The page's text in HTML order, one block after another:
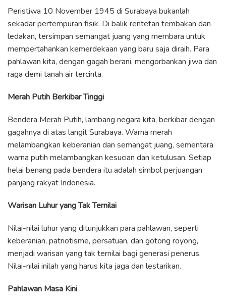
Peristiwa 10 November 1945 di Surabaya bukanlah
sekadar pertempuran fisik. Di balik rentetan tembakan dan
ledakan, tersimpan semangat juang yang membara untuk
mempertahankan kemerdekaan yang baru saja diraih. Para
pahlawan kita, dengan gagah berani, mengorbankan jiwa dan
raga demi tanah air tercinta.
Merah Putih Berkibar Tinggi
Bendera Merah Putih, lambang negara kita, berkibar dengan
gagahnya di atas langit Surabaya. Warna merah
melambangkan keberanian dan semangat juang, sementara
warna putih melambangkan kesucian dan ketulusan. Setiap
helai benang pada bendera itu adalah simbol perjuangan
panjang rakyat Indonesia.
Warisan Luhur yang Tak Ternilai
Nilai-nilai luhur yang ditunjukkan para pahlawan, seperti
keberanian, patriotisme, persatuan, dan gotong royong,
menjadi warisan yang tak ternilai bagi generasi penerus.
Nilai-nilai inilah yang harus kita jaga dan lestarikan.
Pahlawan Masa Kini